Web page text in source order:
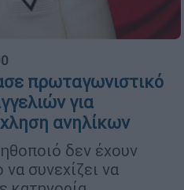
πρωταγωνιστικό
για
ανηλίκων
δεν έχουν
συνεχίζει να